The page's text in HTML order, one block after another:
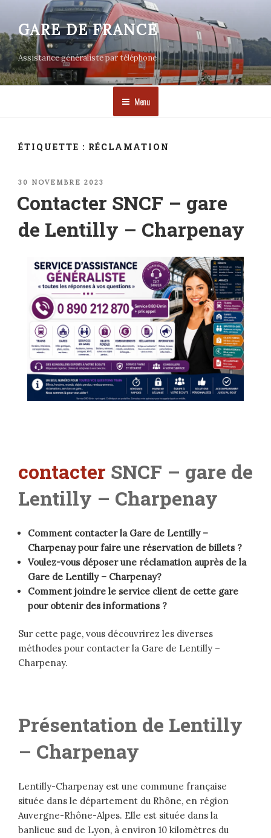
contenu
principal
GARE DE FRANCE
Assistance généraliste par téléphone
Menu
ÉTIQUETTE : RÉCLAMATION
PUBLIÉ
30 NOVEMBRE 2023
Contacter SNCF – gare
de Lentilly – Charpenay
contacter SNCF – gare de
Lentilly – Charpenay
Comment contacter la Gare de Lentilly –
Charpenay pour faire une réservation de billets ?
Voulez-vous déposer une réclamation auprès de la
Gare de Lentilly – Charpenay?
Comment joindre le service client de cette gare
pour obtenir des informations ?
Sur cette page, vous découvrirez les diverses
méthodes pour contacter la Gare de Lentilly –
Charpenay.
Présentation de Lentilly
– Charpenay
Lentilly-Charpenay est une commune française
située dans le département du Rhône, en région
Auvergne-Rhône-Alpes. Elle est située dans la
banlieue sud de Lyon, à environ 10 kilomètres du